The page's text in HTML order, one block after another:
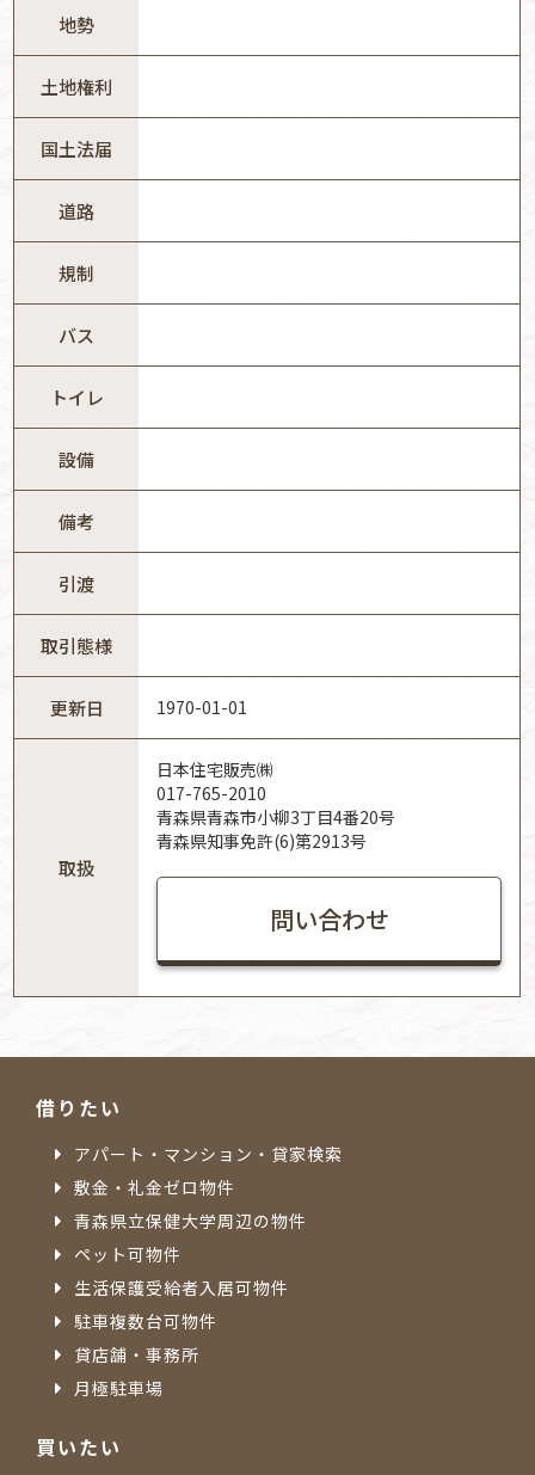
地勢
土地権利
国土法届
道路
規制
バス
トイレ
設備
備考
引渡
取引態様
更新日 1970-01-01
取扱
日本住宅販売㈱
017-765-2010
青森県青森市小柳3丁目4番20号
青森県知事免許(6)第2913号
問い合わせ
借りたい
アパート・マンション・貸家検索
敷金・礼金ゼロ物件
青森県立保健大学周辺の物件
ペット可物件
生活保護受給者入居可物件
駐車複数台可物件
貸店舗・事務所
月極駐車場
買いたい